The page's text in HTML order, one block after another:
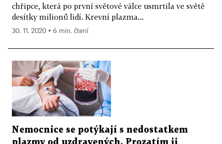
chřipce, která po první světové válce usmrtila ve světě
desítky milionů lidí. Krevní plazma...
30. 11. 2020 ▪ 6 min. čtení
Nemocnice se potýkají s nedostatkem
plazmy od uzdravených. Prozatím ji